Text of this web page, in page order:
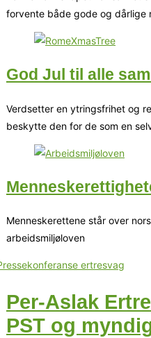
forvente både gode og dårlige
God Jul til alle
Verdsetter en ytringsfrihet og
beskytte den for de som en
Menneskerettene står over
arbeidsmiljøloven
Per-Aslak
PST og